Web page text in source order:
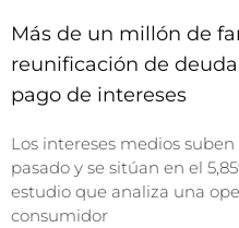
Más de un millón de
reunificación de
pago de intereses
Los intereses medios
pasado y se sitúan en el
estudio que analiza una
consumidor